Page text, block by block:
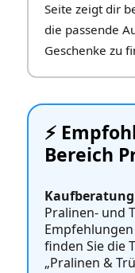
Seite zeigt dir
die passende
Geschenke zu
⚡️
Bereich
Pralinen‑ und
finden Sie die
„Pralinen &